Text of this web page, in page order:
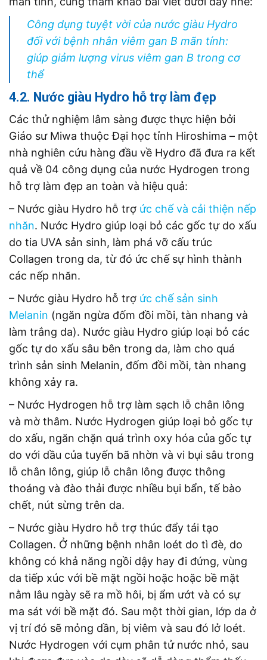
Công dụng tuyệt vời của nước giàu Hydro
đối với bệnh nhân viêm gan B mãn tính:
giúp giảm lượng virus viêm gan B trong cơ
thể
4.2. Nước giàu Hydro hỗ trợ làm đẹp
Các thử nghiệm lâm sàng được thực hiện bởi
Giáo sư Miwa thuộc Đại học tỉnh Hiroshima – một
nhà nghiên cứu hàng đầu về Hydro đã đưa ra kết
quả về 04 công dụng của nước Hydrogen trong
hỗ trợ làm đẹp an toàn và hiệu quả:
– Nước giàu Hydro hỗ trợ ức chế và cải thiện nếp
nhăn. Nước Hydro giúp loại bỏ các gốc tự do xấu
do tia UVA sản sinh, làm phá vỡ cấu trúc
Collagen trong da, từ đó ức chế sự hình thành
các nếp nhăn.
– Nước giàu Hydro hỗ trợ ức chế sản sinh
Melanin (ngăn ngừa đốm đồi mồi, tàn nhang và
làm trắng da). Nước giàu Hydro giúp loại bỏ các
gốc tự do xấu sâu bên trong da, làm cho quá
trình sản sinh Melanin, đốm đồi mồi, tàn nhang
không xảy ra.
– Nước Hydrogen hỗ trợ làm sạch lỗ chân lông
và mờ thâm. Nước Hydrogen giúp loại bỏ gốc tự
do xấu, ngăn chặn quá trình oxy hóa của gốc tự
do với dầu của tuyến bã nhờn và vi bụi sâu trong
lỗ chân lông, giúp lỗ chân lông được thông
thoáng và đào thải được nhiều bụi bẩn, tế bào
chết, nút sừng trên da.
– Nước giàu Hydro hỗ trợ thúc đẩy tái tạo
Collagen. Ở những bệnh nhân loét do tì đè, do
không có khả năng ngồi dậy hay đi đứng, vùng
da tiếp xúc với bề mặt ngồi hoặc hoặc bề mặt
nằm lâu ngày sẽ ra mồ hôi, bị ẩm ướt và có sự
ma sát với bề mặt đó. Sau một thời gian, lớp da ở
vị trí đó sẽ mỏng dần, bị viêm và sau đó lở loét.
Nước Hydrogen với cụm phân tử nước nhỏ, sau